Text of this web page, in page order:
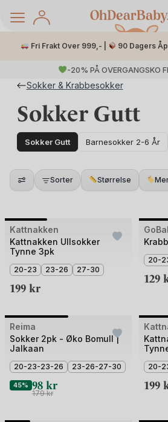
Fri Frakt Over 999,- | 90 Dagers
-20% PÅ OVERGANGSKO
Sokker & Krabbesokker
Sokker Gutt
Sokker Gutt Barnesokker 2-6 År
Sorter Størrelse
3 for 2
Bilde
av
Kattnakken
Kattnakken Ullsokker
Tynne 3pk
20-23 23-26 27-30
199 kr
3 for
Bilde
av20-
129
Outlet
Bilde
av
Reima
Sokker 2pk - Øko Bomull |
Jalkaan
20-23-23-26 23-26-27-30
45% 98 kr
179kr
Bilde
av
4 20-
199